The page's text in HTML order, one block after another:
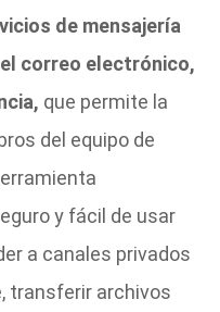
de mensajería
correo electrónico,
que permite la
del equipo de
y fácil de usar
a canales privados
transferir archivos